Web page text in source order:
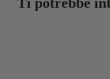
Ti potrebbe